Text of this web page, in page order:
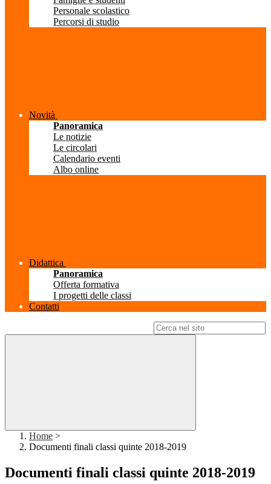
Personale scolastico
Percorsi di studio
Novità
Panoramica
Le notizie
Le circolari
Calendario eventi
Albo online
Didattica
Panoramica
Offerta formativa
I progetti delle classi
Contatti
Home >
Documenti finali classi quinte 2018-2019
Documenti finali classi quinte 2018-2019